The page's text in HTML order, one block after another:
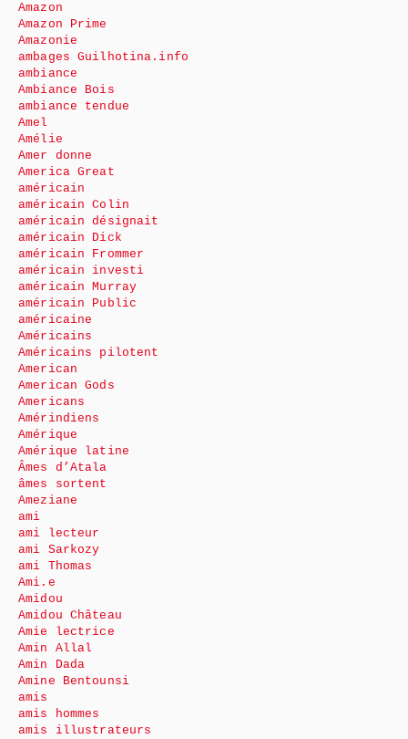
Amazon
Amazon Prime
Amazonie
ambages Guilhotina.info
ambiance
Ambiance Bois
ambiance tendue
Amel
Amélie
Amer donne
America Great
américain
américain Colin
américain désignait
américain Dick
américain Frommer
américain investi
américain Murray
américain Public
américaine
Américains
Américains pilotent
American
American Gods
Americans
Amérindiens
Amérique
Amérique latine
Âmes d’Atala
âmes sortent
Ameziane
ami
ami lecteur
ami Sarkozy
ami Thomas
Ami.e
Amidou
Amidou Château
Amie lectrice
Amin Allal
Amin Dada
Amine Bentounsi
amis
amis hommes
amis illustrateurs